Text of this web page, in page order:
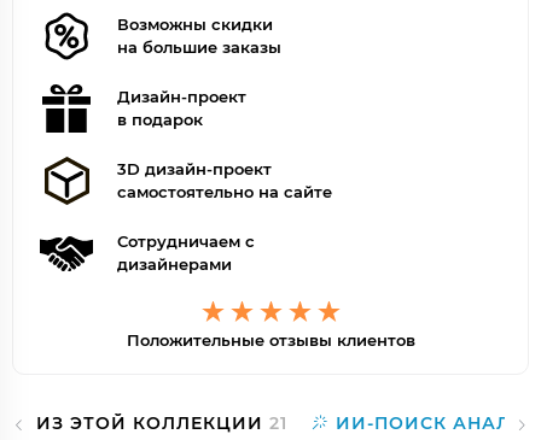
Возможны скидки
на большие заказы
Дизайн-проект
в подарок
3D дизайн-проект
самостоятельно на сайте
Сотрудничаем с
дизайнерами
Положительные отзывы клиентов
ИЗ ЭТОЙ КОЛЛЕКЦИИ 21 ИИ-ПОИСК